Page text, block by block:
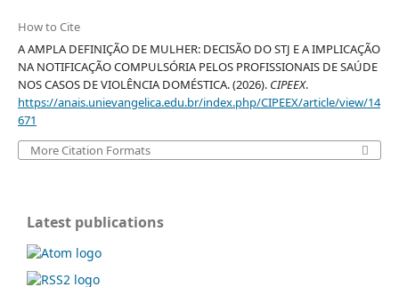
How to Cite
A AMPLA DEFINIÇÃO DE MULHER: DECISÃO DO STJ E A IMPLICAÇÃO
NA NOTIFICAÇÃO COMPULSÓRIA PELOS PROFISSIONAIS DE SAÚDE
NOS CASOS DE VIOLÊNCIA DOMÉSTICA. (2026). CIPEEX.
https://anais.unievangelica.edu.br/index.php/CIPEEX/article/view/14
671
More Citation Formats
Latest publications